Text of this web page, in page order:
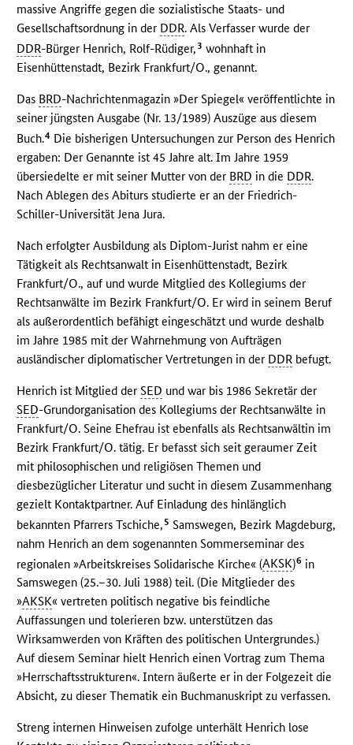
massive Angriffe gegen die sozialistische Staats- und
Gesellschaftsordnung in der DDR. Als Verfasser wurde der
DDR-Bürger Henrich, Rolf-Rüdiger,3 wohnhaft in
Eisenhüttenstadt, Bezirk Frankfurt/O., genannt.
Das BRD-Nachrichtenmagazin »Der Spiegel« veröffentlichte in
seiner jüngsten Ausgabe (Nr. 13/1989) Auszüge aus diesem
Buch.4 Die bisherigen Untersuchungen zur Person des Henrich
ergaben: Der Genannte ist 45 Jahre alt. Im Jahre 1959
übersiedelte er mit seiner Mutter von der BRD in die DDR.
Nach Ablegen des Abiturs studierte er an der Friedrich-
Schiller-Universität Jena Jura.
Nach erfolgter Ausbildung als Diplom-Jurist nahm er eine
Tätigkeit als Rechtsanwalt in Eisenhüttenstadt, Bezirk
Frankfurt/O., auf und wurde Mitglied des Kollegiums der
Rechtsanwälte im Bezirk Frankfurt/O. Er wird in seinem Beruf
als außerordentlich befähigt eingeschätzt und wurde deshalb
im Jahre 1985 mit der Wahrnehmung von Aufträgen
ausländischer diplomatischer Vertretungen in der DDR befugt.
Henrich ist Mitglied derSED und war bis 1986 Sekretär der
SED-Grundorganisation des Kollegiums der Rechtsanwälte in
Frankfurt/O. Seine Ehefrau ist ebenfalls als Rechtsanwältin im
Bezirk Frankfurt/O. tätig. Er befasst sich seit geraumer Zeit
mit philosophischen und religiösen Themen und
diesbezüglicher Literatur und sucht in diesem Zusammenhang
gezielt Kontaktpartner. Auf Einladung des hinlänglich
bekannten Pfarrers Tschiche, 5 Samswegen, Bezirk Magdeburg,
nahm Henrich an dem sogenannten Sommerseminar des
regionalen »Arbeitskreises Solidarische Kirche« (AKSK)6 in
Samswegen (25.–30. Juli 1988) teil. (Die Mitglieder des
»AKSK« vertreten politisch negative bis feindliche
Auffassungen und tolerieren bzw. unterstützen das
Wirksamwerden von Kräften des politischen Untergrundes.)
Auf diesem Seminar hielt Henrich einen Vortrag zum Thema
»Herrschaftsstrukturen«. Intern äußerte er in der Folgezeit die
Absicht, zu dieser Thematik ein Buchmanuskript zu verfassen.
Streng internen Hinweisen zufolge unterhält Henrich lose